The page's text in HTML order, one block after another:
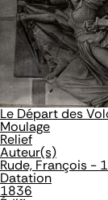
Le Départ des
Moulage
Relief
Auteur(s)
Rude, François -
Datation
1836